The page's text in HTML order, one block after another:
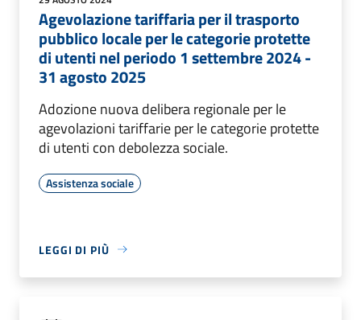
Agevolazione tariffaria per il trasporto
pubblico locale per le categorie protette
di utenti nel periodo 1 settembre 2024 -
31 agosto 2025
Adozione nuova delibera regionale per le
agevolazioni tariffarie per le categorie protette
di utenti con debolezza sociale.
Assistenza sociale
LEGGI DI PIÙ